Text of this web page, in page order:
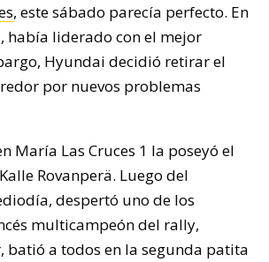
, este sábado parecía perfecto. En
había liderado con el mejor
Hyundai decidió retirar el
por nuevos problemas
María Las Cruces 1 la poseyó el
Rovanperä. Luego del
despertó uno de los
multicampeón del rally,
batió a todos en la segunda patita